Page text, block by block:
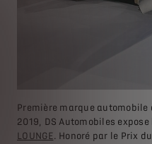
Première marque automobile
2019, DS Automobiles
LOUNGE. Honoré par le Prix